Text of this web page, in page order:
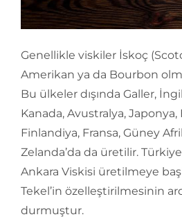
Genellikle viskiler İskoç
Amerikan ya da Bourbon
Bu ülkeler dışında Galler,
Kanada, Avustralya,
Finlandiya, Fransa, Güney
Zelanda’da da üretilir.
Ankara Viskisi üretilmeye
Tekel’in özelleştirilmesinin
durmuştur.